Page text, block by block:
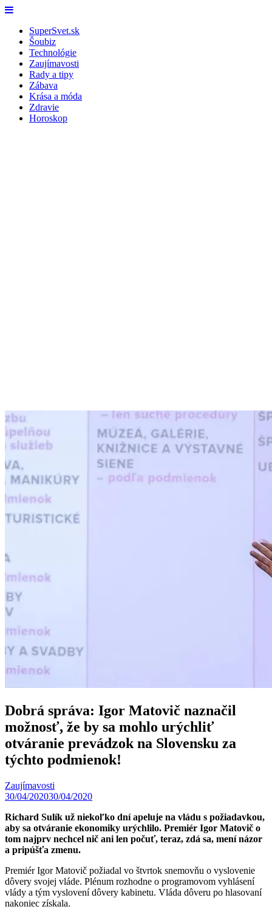
Skip
content
Menu
SuperSvet.sk
Šoubiz
Technológie
Zaujímavosti
Rady a tipy
Zábava
Krása a móda
Zdravie
Horoskop
Dobrá správa: Igor Matovič naznačil
možnosť, že by sa mohlo urýchliť
otváranie prevádzok na Slovensku za
týchto podmienok!
Zaujímavosti
30/04/202030/04/2020
Richard Sulík už niekoľko dní apeluje na vládu s požiadavkou,
aby sa otváranie ekonomiky urýchlilo. Premiér Igor Matovič o
tom najprv nechcel nič ani len počuť, teraz, zdá sa, mení názor
a pripúšťa zmenu.
Premiér Igor Matovič požiadal vo štvrtok snemovňu o vyslovenie
dôvery svojej vláde. Plénum rozhodne o programovom vyhlásení
vlády a tým vyslovení dôvery kabinetu. Vláda dôveru po hlasovaní
nakoniec získala.